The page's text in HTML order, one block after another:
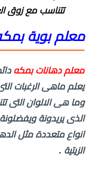
تتناسب مع زوق
معلم بوية
معلم دهانات بمكه
يعلم ماهى الرغبات
وما هى الالوان التى
الذى يريدونة
انواع متعددة مثل
الزيتية .